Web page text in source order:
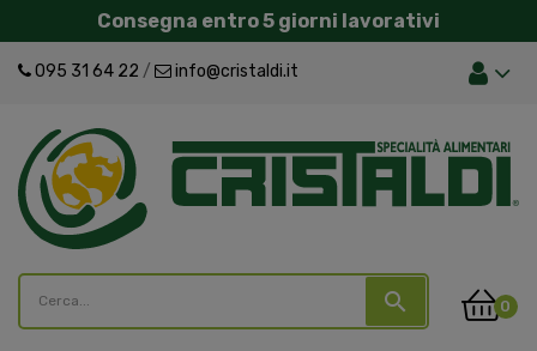
Consegna entro 5 giorni lavorativi
095 31 64 22 / info@cristaldi.it
search 0